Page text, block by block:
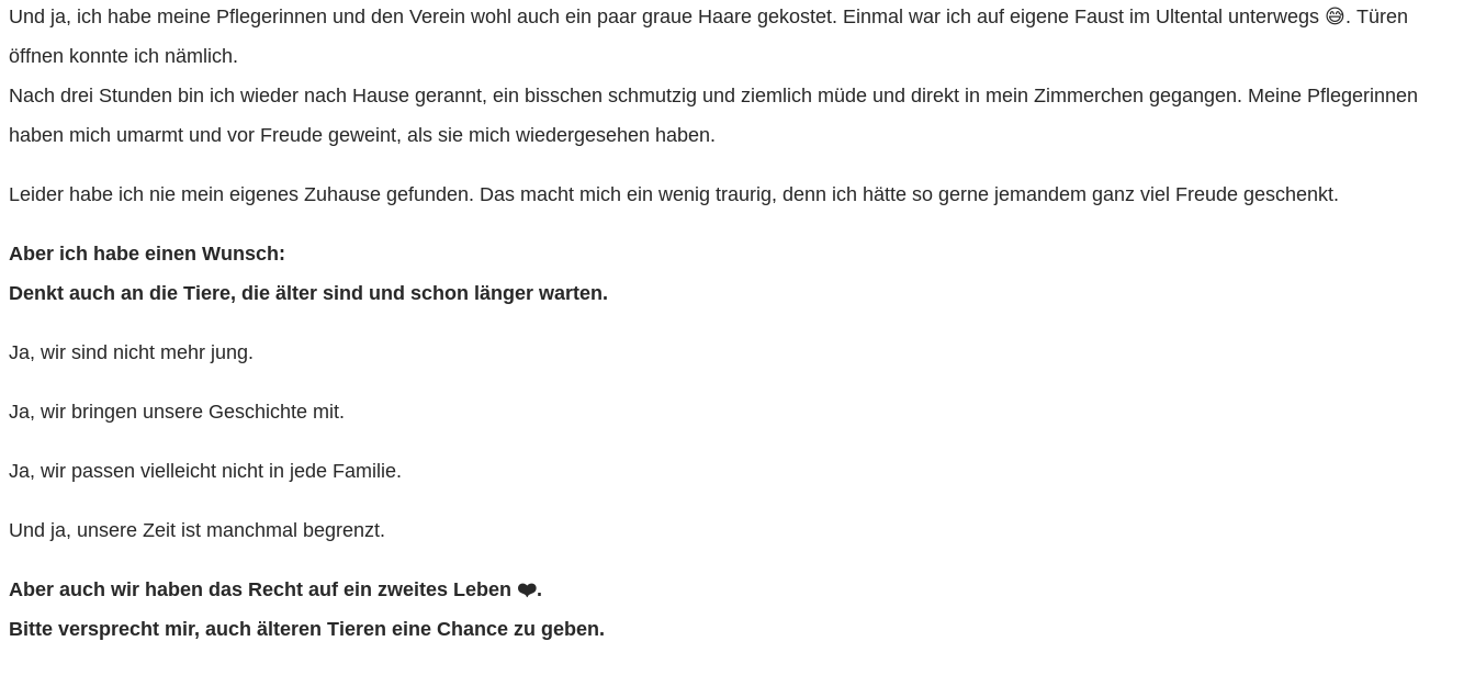
Und ja, ich habe meine Pflegerinnen und den Verein wohl auch ein paar graue Haare gekostet. Einmal war ich auf eigene Faust im Ultental unterwegs 😅. Türen
öffnen konnte ich nämlich.
Nach drei Stunden bin ich wieder nach Hause gerannt, ein bisschen schmutzig und ziemlich müde und direkt in mein Zimmerchen gegangen. Meine Pflegerinnen
haben mich umarmt und vor Freude geweint, als sie mich wiedergesehen haben.
Leider habe ich nie mein eigenes Zuhause gefunden. Das macht mich ein wenig traurig, denn ich hätte so gerne jemandem ganz viel Freude geschenkt.
Aber ich habe einen Wunsch:
Denkt auch an die Tiere, die älter sind und schon länger warten.
Ja, wir sind nicht mehr jung.
Ja, wir bringen unsere Geschichte mit.
Ja, wir passen vielleicht nicht in jede Familie.
Und ja, unsere Zeit ist manchmal begrenzt.
Aber auch wir haben das Recht auf ein zweites Leben ❤️.
Bitte versprecht mir, auch älteren Tieren eine Chance zu geben.